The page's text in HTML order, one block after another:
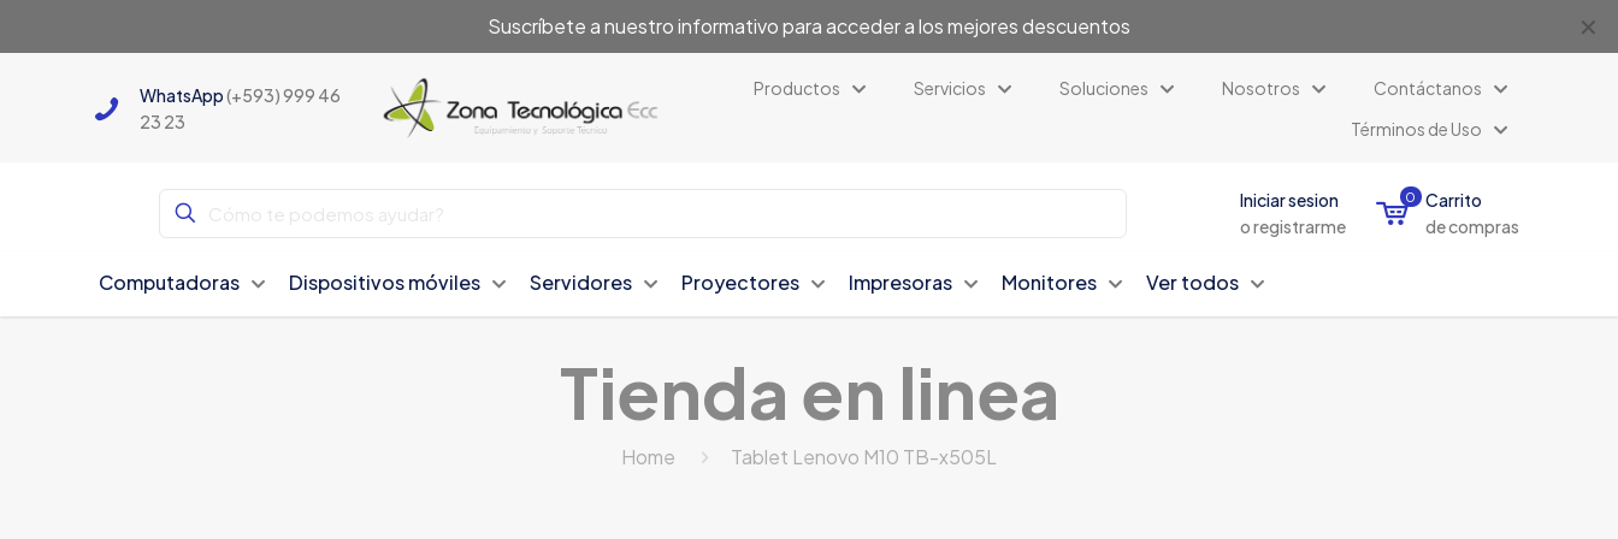
Suscríbete a nuestro informativo para acceder a los mejores descuentos ✕
WhatsApp(+593) 999 46
23 23
Productos Servicios Soluciones Nosotros
Contáctanos
Términos de Uso
Iniciar sesion
o registrarme
0
Carrito
de compras
Computadoras Dispositivos móviles Servidores Proyectores Impresoras Monitores Ver todos
Tienda en linea
Home Tablet Lenovo M10 TB-x505L